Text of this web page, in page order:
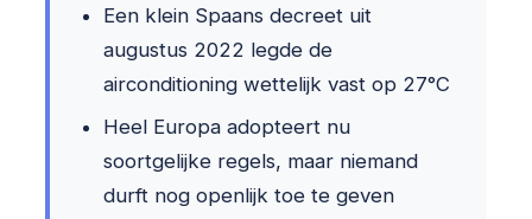
Een klein Spaans decreet uit
augustus 2022 legde de
airconditioning wettelijk vast op 27°C
Heel Europa adopteert nu
soortgelijke regels, maar niemand
durft nog openlijk toe te geven